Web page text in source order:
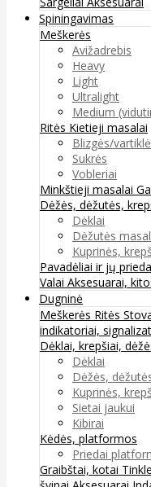
Spiningavimas
Meškerės
Avižadrebis
Heavy
Light
Ultralight
Medium
Ritės Kietieji masalai
Blizgės/
Sukrės
Vobleriai
Minkštieji masalai
Dėžės, dėžutės,
Dėklai
Dėžutės
Kuprinės,
Pavadėliai ir jų
Valai Aksesuarai,
Dugninė
Meškerės Ritės
indikatoriai,
Dėklai, krepšiai,
Dėklai
Dėžės,
Kuprinės,
Sietai jaukui
Kibirai
Kėdės, platformos
Priedai
Graibštai, kotai